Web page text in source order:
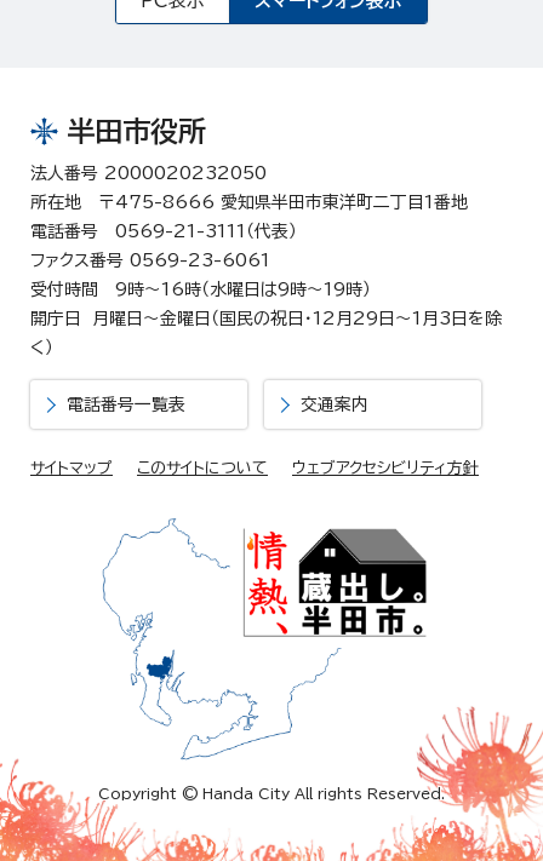
半田市役所
法人番号 2000020232050
所在地 〒475-8666 愛知県半田市東洋町二丁目1番地
電話番号 0569-21-3111（代表）
ファクス番号 0569-23-6061
受付時間 9時～16時（水曜日は9時～19時）
開庁日 月曜日～金曜日（国民の祝日・12月29日～1月3日を除
く）
電話番号一覧表 交通案内
サイトマップ このサイトについて ウェブアクセシビリティ方針
Copyright © Handa City All rights Reserved.